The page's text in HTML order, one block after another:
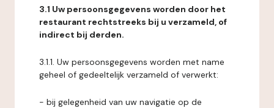
3.1 Uw persoonsgegevens worden door het
restaurant rechtstreeks bij u verzameld, of
indirect bij derden.
3.1.1. Uw persoonsgegevens worden met name
geheel of gedeeltelijk verzameld of verwerkt:
- bij gelegenheid van uw navigatie op de